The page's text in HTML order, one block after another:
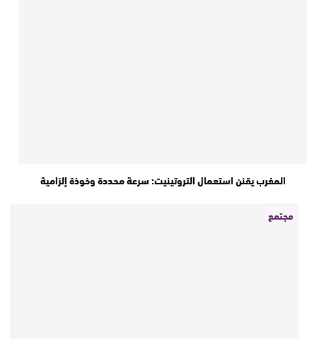
المغرب يقنن استعمال التروتينيت: سرعة محددة وخوذة إلزامية
مجتمع